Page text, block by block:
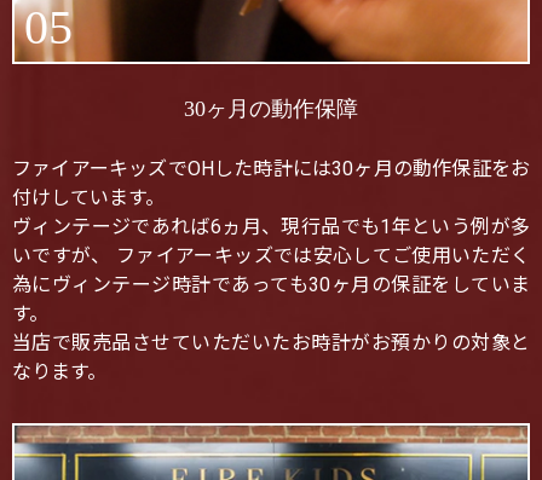
05
30ヶ月の動作保障
ファイアーキッズでOHした時計には30ヶ月の動作保証をお
付けしています。
ヴィンテージであれば6ヵ月、現行品でも1年という例が多
いですが、 ファイアーキッズでは安心してご使用いただく
為にヴィンテージ時計であっても30ヶ月の保証をしていま
す。
当店で販売品させていただいたお時計がお預かりの対象と
なります。